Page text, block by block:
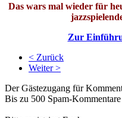
Das wars mal wieder für
Zur
< Zurück
Weiter >
Der Gästezugang für
Bis zu 500 Spam-